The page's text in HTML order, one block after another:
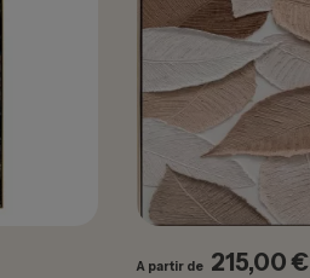
A partir de Prix
215,00 €